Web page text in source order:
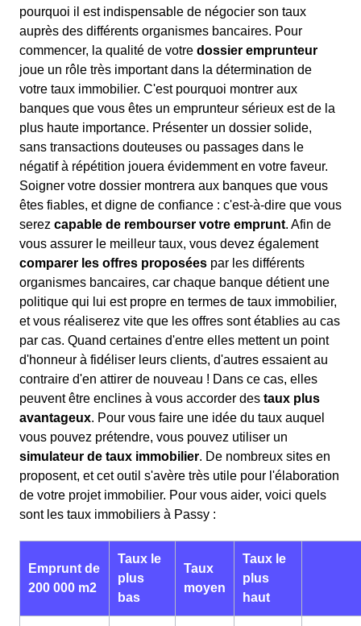
pourquoi il est indispensable de négocier son taux
auprès des différents organismes bancaires. Pour
commencer, la qualité de votre dossier emprunteur
joue un rôle très important dans la détermination de
votre taux immobilier. C'est pourquoi montrer aux
banques que vous êtes un emprunteur sérieux est de la
plus haute importance. Présenter un dossier solide,
sans transactions douteuses ou passages dans le
négatif à répétition jouera évidemment en votre faveur.
Soigner votre dossier montrera aux banques que vous
êtes fiables, et digne de confiance : c'est-à-dire que vous
serez capable de rembourser votre emprunt. Afin de
vous assurer le meilleur taux, vous devez également
comparer les offres proposées par les différents
organismes bancaires, car chaque banque détient une
politique qui lui est propre en termes de taux immobilier,
et vous réaliserez vite que les offres sont établies au cas
par cas. Quand certaines d'entre elles mettent un point
d'honneur à fidéliser leurs clients, d'autres essaient au
contraire d'en attirer de nouveau ! Dans ce cas, elles
peuvent être enclines à vous accorder des taux plus
avantageux. Pour vous faire une idée du taux auquel
vous pouvez prétendre, vous pouvez utiliser un
simulateur de taux immobilier. De nombreux sites en
proposent, et cet outil s'avère très utile pour l'élaboration
de votre projet immobilier. Pour vous aider, voici quels
sont les taux immobiliers à Passy :
Emprunt de
200 000 m2
Taux le
plus
bas
Taux
moyen
Taux le
plus
haut